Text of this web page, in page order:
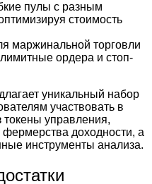
пулы с разным
стоимость
маржинальной торговли
ордера и стоп-
уникальный набор
участвовать в
токены управления,
фермерства доходности, а
инструменты анализа.